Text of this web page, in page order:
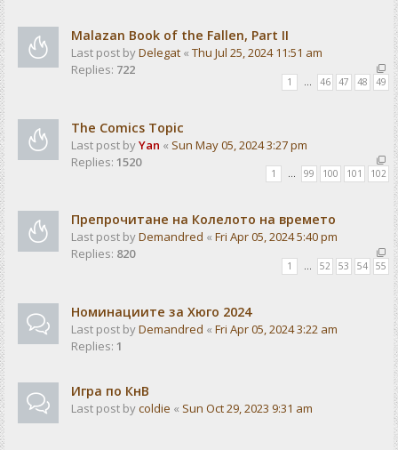
Malazan Book of the Fallen, Part II
Last post byDelegat « Thu Jul 25, 2024 11:51 am
Replies: 722
1 46 47 48 49
The Comics Topic
Last post byYan « Sun May 05, 2024 3:27 pm
Replies: 1520
1 … 99 100 101 102
Препрочитане на Колелото на времето
Last post byDemandred « Fri Apr 05, 2024 5:40 pm
Replies: 820
1 52 53 54 55
Номинациите за Хюго 2024
Last post byDemandred « Fri Apr 05, 2024 3:22 am
Replies: 1
Игра по КнВ
Last post bycoldie « Sun Oct 29, 2023 9:31 am